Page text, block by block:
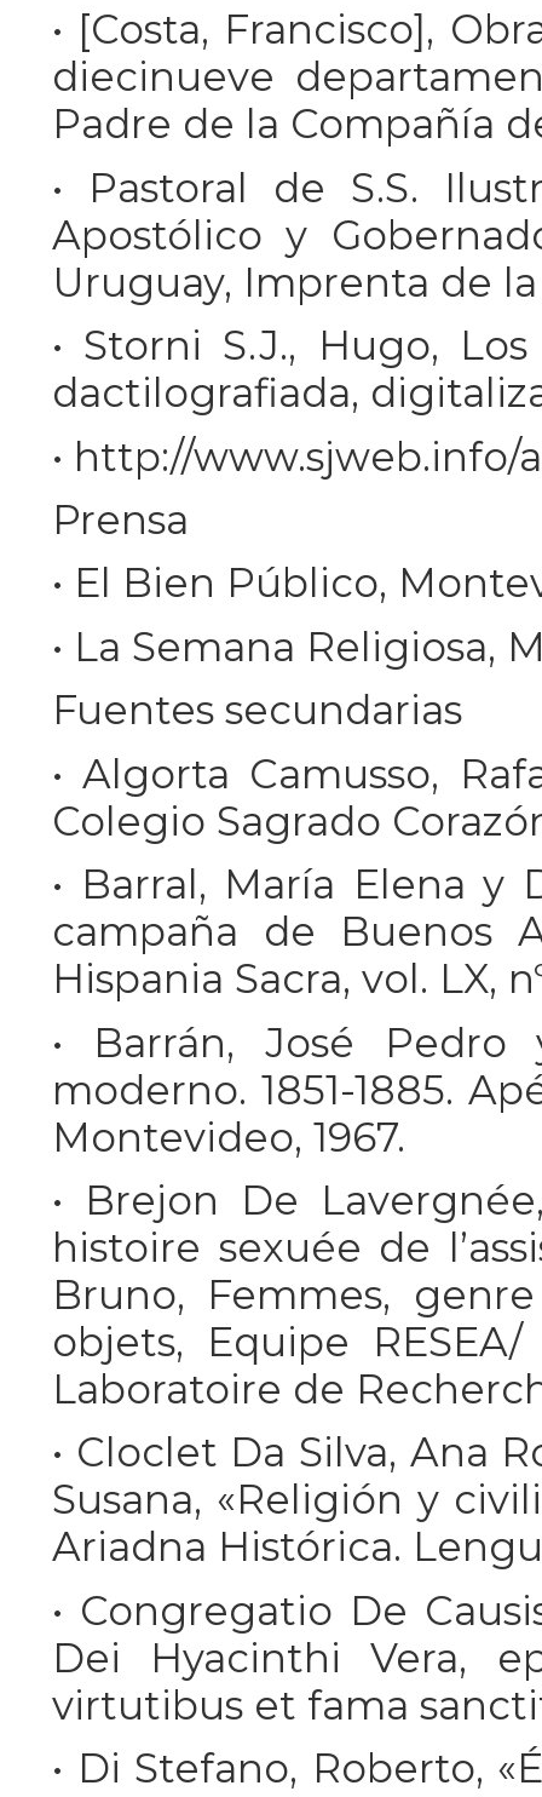
• [Costa, Francisco],
diecinueve
Padre de la Compañía
• Pastoral de S.S.
Apostólico y
Uruguay, Imprenta de
• Storni S.J., Hugo,
dactilografiada,
• http://
Prensa
• El Bien Público,
• La Semana Religiosa,
Fuentes secundarias
• Algorta Camusso,
Colegio Sagrado
• Barral, María Elena y
campaña de Buenos
Hispania Sacra, vol. LX,
• Barrán, José
moderno. 1851-1885.
Montevideo, 1967.
• Brejon De
histoire sexuée de
Bruno, Femmes,
objets, Equipe
Laboratoire de
• Cloclet Da Silva, Ana
Susana, «Religión y
Ariadna Histórica.
• Congregatio De
Dei Hyacinthi Vera,
virtutibus et fama
• Di Stefano, Roberto,